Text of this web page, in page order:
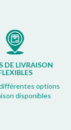
DE LIVRAISON
options
disponibles